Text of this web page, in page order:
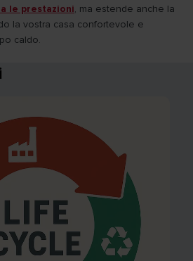
le prestazioni, ma estende anche la
la vostra casa confortevole e
caldo.